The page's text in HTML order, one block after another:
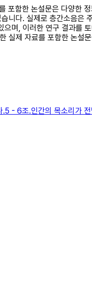
포함한 논설문은 다양
다. 실제로 층간소음
며, 이러한 연구 결과를
실제 자료를 포함한 논설
- 6조.인간의 목소리가